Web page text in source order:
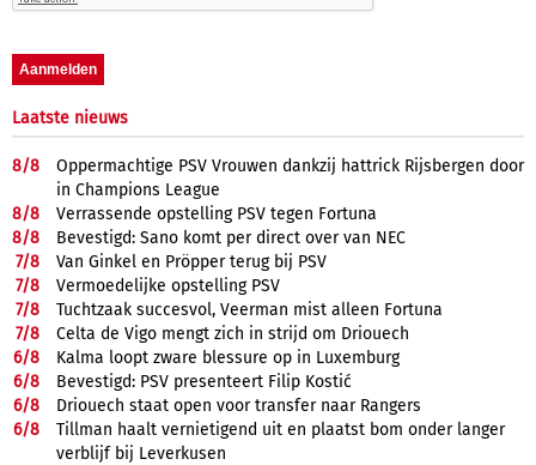
Laatste nieuws
8/8
Oppermachtige PSV Vrouwen dankzij hattrick Rijsbergen door
in Champions League
8/8
Verrassende opstelling PSV tegen Fortuna
8/8
Bevestigd: Sano komt per direct over van NEC
7/8
Van Ginkel en Pröpper terug bij PSV
7/8
Vermoedelijke opstelling PSV
7/8
Tuchtzaak succesvol, Veerman mist alleen Fortuna
7/8
Celta de Vigo mengt zich in strijd om Driouech
6/8
Kalma loopt zware blessure op in Luxemburg
6/8
Bevestigd: PSV presenteert Filip Kostić
6/8
Driouech staat open voor transfer naar Rangers
6/8
Tillman haalt vernietigend uit en plaatst bom onder langer
verblijf bij Leverkusen